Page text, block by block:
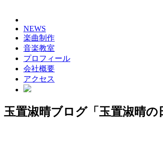
NEWS
楽曲制作
音楽教室
プロフィール
会社概要
アクセス
玉置淑晴ブログ「玉置淑晴の